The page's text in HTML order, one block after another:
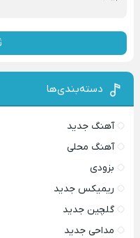
دسته‌بندی‌ها
آهنگ جدید
آهنگ محلی
بزودی
ریمیکس جدید
گلچین جدید
مداحی جدید